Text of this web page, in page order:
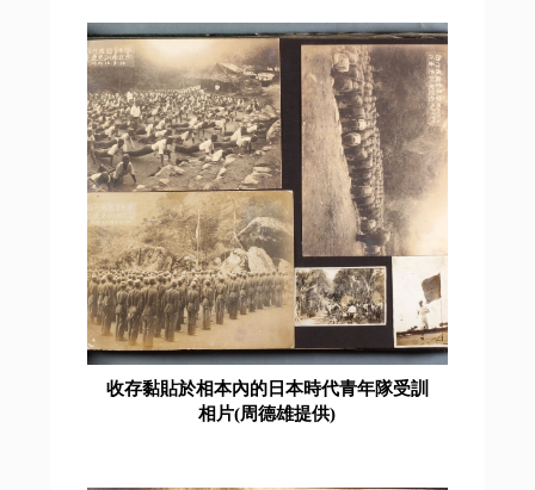
收存黏貼於相本內的日本時代青年隊受訓
相片(周德雄提供)